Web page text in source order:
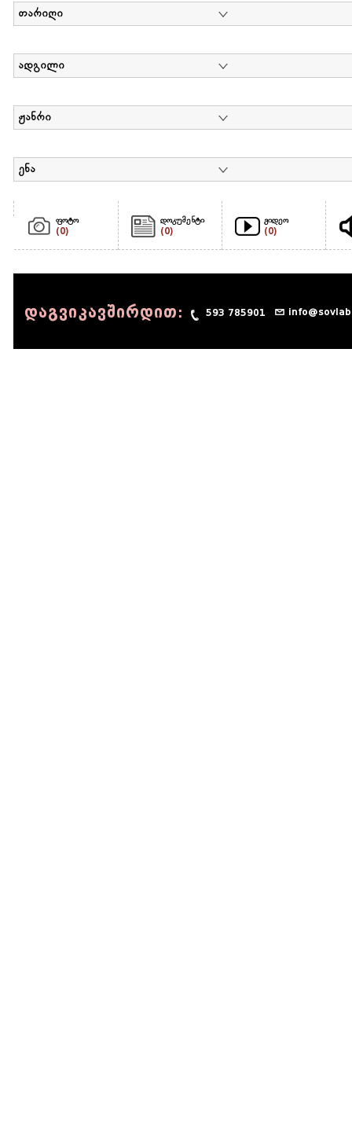
თარიღი
ადგილი
ჟანრი
ენა
ფოტო
(0)
დოკუმენტი
(0)
ვიდეო
(0)
დაგვიკავშირდით: 593 785901